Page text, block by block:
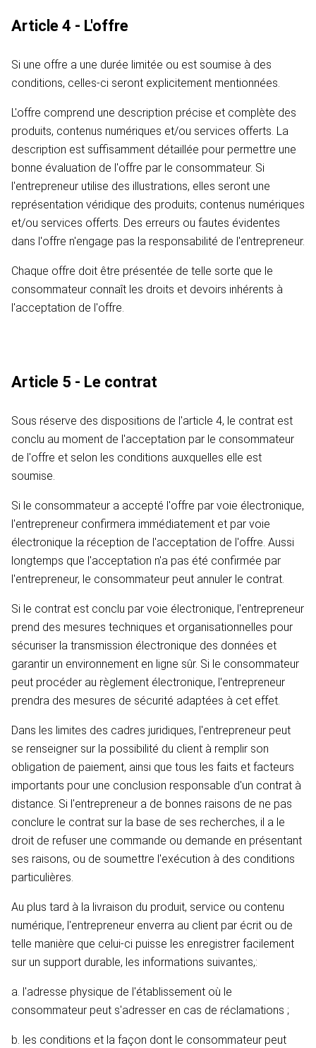
Article 4 - L'offre
Si une offre a une durée limitée ou est soumise à des
conditions, celles-ci seront explicitement mentionnées.
L'offre comprend une description précise et complète des
produits, contenus numériques et/ou services offerts. La
description est suffisamment détaillée pour permettre une
bonne évaluation de l'offre par le consommateur. Si
l'entrepreneur utilise des illustrations, elles seront une
représentation véridique des produits; contenus numériques
et/ou services offerts. Des erreurs ou fautes évidentes
dans l'offre n'engage pas la responsabilité de l'entrepreneur.
Chaque offre doit être présentée de telle sorte que le
consommateur connaît les droits et devoirs inhérents à
l'acceptation de l'offre.
Article 5 - Le contrat
Sous réserve des dispositions de l'article 4, le contrat est
conclu au moment de l'acceptation par le consommateur
de l'offre et selon les conditions auxquelles elle est
soumise.
Si le consommateur a accepté l'offre par voie électronique,
l'entrepreneur confirmera immédiatement et par voie
électronique la réception de l'acceptation de l'offre. Aussi
longtemps que l'acceptation n'a pas été confirmée par
l'entrepreneur, le consommateur peut annuler le contrat.
Si le contrat est conclu par voie électronique, l'entrepreneur
prend des mesures techniques et organisationnelles pour
sécuriser la transmission électronique des données et
garantir un environnement en ligne sûr. Si le consommateur
peut procéder au règlement électronique, l'entrepreneur
prendra des mesures de sécurité adaptées à cet effet.
Dans les limites des cadres juridiques, l'entrepreneur peut
se renseigner sur la possibilité du client à remplir son
obligation de paiement, ainsi que tous les faits et facteurs
importants pour une conclusion responsable d'un contrat à
distance. Si l'entrepreneur a de bonnes raisons de ne pas
conclure le contrat sur la base de ses recherches, il a le
droit de refuser une commande ou demande en présentant
ses raisons, ou de soumettre l'exécution à des conditions
particulières.
Au plus tard à la livraison du produit, service ou contenu
numérique, l'entrepreneur enverra au client par écrit ou de
telle manière que celui-ci puisse les enregistrer facilement
sur un support durable, les informations suivantes,:
a. l'adresse physique de l'établissement où le
consommateur peut s'adresser en cas de réclamations ;
b. les conditions et la façon dont le consommateur peut